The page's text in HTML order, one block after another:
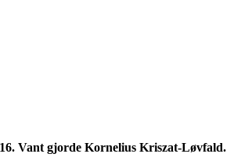
Vant gjorde Kornelius Kriszat-Løvfald.